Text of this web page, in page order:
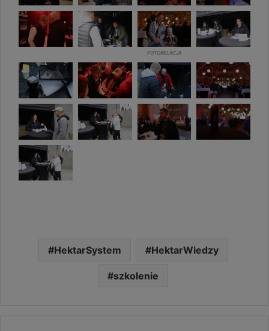
FOTORELACJA
HektarSystem HektarWiedzy
szkolenie